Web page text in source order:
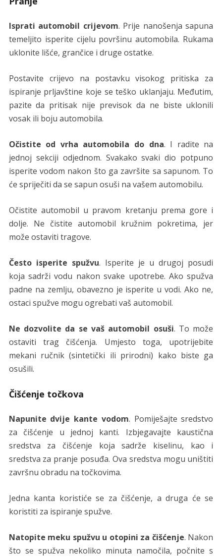
Isprati automobil crijevom. Prije nanošenja sapuna
temeljito isperite cijelu površinu automobila. Rukama
uklonite lišće, grančice i druge ostatke.
Postavite crijevo na postavku visokog pritiska za
ispiranje prljavštine koje se teško uklanjaju. Međutim,
pazite da pritisak nije previsok da ne biste uklonili
vosak ili boju automobila.
Očistite od vrha automobila do dna. I radite na
jednoj sekciji odjednom. Svakako svaki dio potpuno
isperite vodom nakon što ga završite sa sapunom. To
će spriječiti da se sapun osuši na vašem automobilu.
Očistite automobil u pravom kretanju prema gore i
dolje. Ne čistite automobil kružnim pokretima, jer
može ostaviti tragove.
Često isperite spužvu. Isperite je u drugoj posudi
koja sadrži vodu nakon svake upotrebe. Ako spužva
padne na zemlju, obavezno je isperite u vodi. Ako ne,
ostaci spužve mogu ogrebati vaš automobil.
Ne dozvolite da se vaš automobil osuši. To može
ostaviti trag čišćenja. Umjesto toga, upotrijebite
mekani ručnik (sintetički ili prirodni) kako biste ga
osušili.
Čišćenje točkova
Napunite dvije kante vodom. Pomiješajte sredstvo
za čišćenje u jednoj kanti. Izbjegavajte kaustična
sredstva za čišćenje koja sadrže kiselinu, kao i
sredstva za pranje posuđa. Ova sredstva mogu uništiti
završnu obradu na točkovima.
Jedna kanta koristiće se za čišćenje, a druga će se
koristiti za ispiranje spužve.
Natopite meku spužvu u otopini za čišćenje. Nakon
što se spužva nekoliko minuta namočila, počnite s